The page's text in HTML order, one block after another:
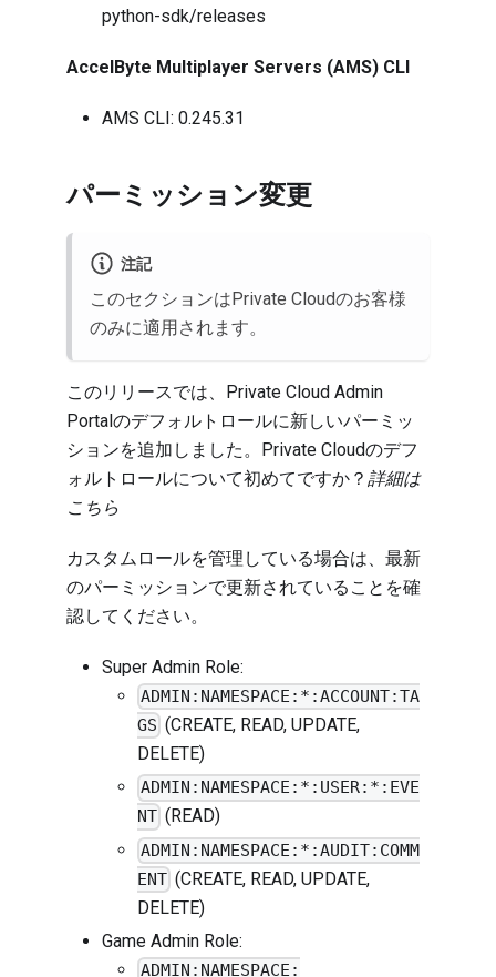
python-sdk/releases
AccelByte Multiplayer Servers (AMS) CLI
AMS CLI: 0.245.31
パーミッション変更
注記
このセクションはPrivate Cloudのお客様
のみに適用されます。
このリリースでは、Private Cloud Admin
Portalのデフォルトロールに新しいパーミッ
ションを追加しました。Private Cloudのデフ
ォルトロールについて初めてですか？ 詳細は
こちら
カスタムロールを管理している場合は、最新
のパーミッションで更新されていることを確
認してください。
Super Admin Role:
ADMIN:NAMESPACE:*:ACCOUNT:TA
GS (CREATE, READ, UPDATE,
DELETE)
ADMIN:NAMESPACE:*:USER:*:EVE
NT (READ)
ADMIN:NAMESPACE:*:AUDIT:COMM
ENT (CREATE, READ, UPDATE,
DELETE)
Game Admin Role:
ADMIN:NAMESPACE: